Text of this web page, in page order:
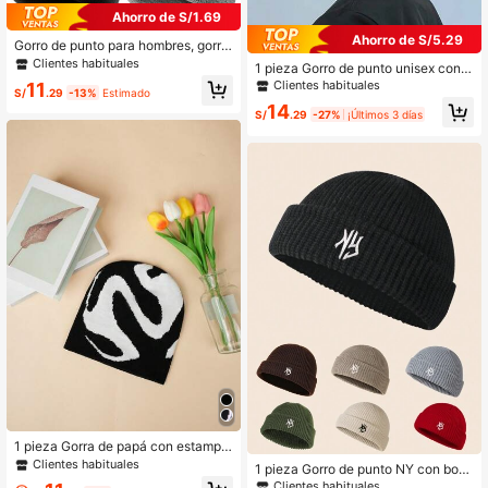
Ahorro de S/1.69
Gorro de punto para hombres, gorro
de punto de doble capa cálido, gorr
holgado, adecuado para clima frío,
de punto de otoño/invierno, verano,
Clientes habituales
S/11 .29 -13% Estimado
1 pieza Gorra de papá con estampa
do jacquard de moda para hombres,
Clientes habituales
Ahorro de S/5.29
1 pieza Gorro de punto unisex con e
stampado de calavera de nailon de
odas las estaciones, deportes y uso
Clientes habituales
S/14.29 -27% ¡Últimos 3 días
1 pieza Gorro de punto NY con bord
ado 3D de unicolor y versátil para h